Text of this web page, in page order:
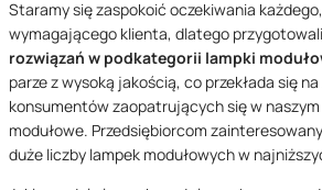
Staramy się zaspokoić oczekiwania każdego,
wymagającego klienta, dlatego
rozwiązań w podkategorii lampki
parze z wysoką jakością, co przekłada się
konsumentów zaopatrujących się w
modułowe. Przedsiębiorcom
duże liczby lampek modułowych w